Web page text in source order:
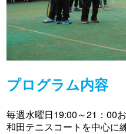
プログラム内容
毎週水曜日19:00～21：00
和田テニスコートを中心に